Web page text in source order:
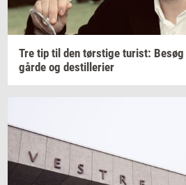
Tre tip til den tørsti­ge turist: Besøg
går­de og destil­le­ri­er